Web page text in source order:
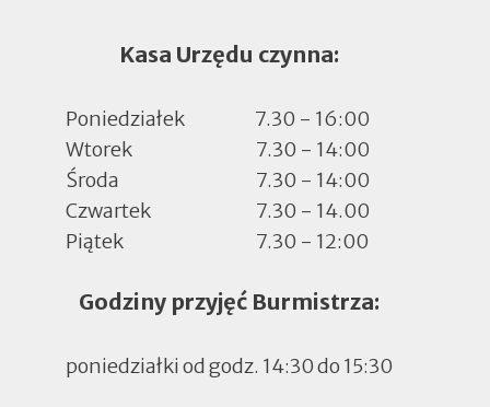
Kasa Urzędu czynna:
Poniedziałek
7.30 - 16:00
Wtorek
7.30 - 14:00
Środa
7.30 - 14:00
Czwartek
7.30 - 14.00
Piątek
7.30 - 12:00
Godziny przyjęć Burmistrza:
poniedziałki od godz. 14:30 do 15:30